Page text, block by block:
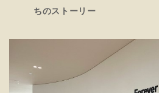
ちのストーリー